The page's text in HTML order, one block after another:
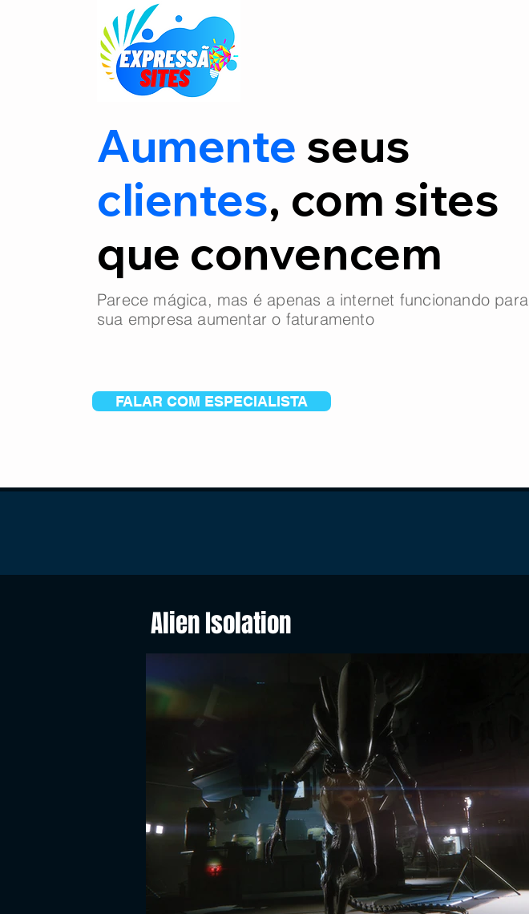
Aumente seus
clientes, com sites
que convencem
Parece mágica, mas é apenas a internet funcionando para
sua empresa aumentar o faturamento
FALAR COM ESPECIALISTA
Alien Isolation